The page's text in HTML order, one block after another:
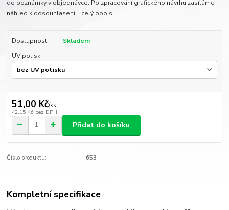
do poznámky v objednávce. Po zpracování grafického návrhu zasíláme
náhled k odsouhlasení... celý popis
Dostupnost
Skladem
UV potisk
51,00 Kč/ks
42,15 Kč bez DPH
Přidat do košíku
Číslo produktu: 653
Kompletní specifikace